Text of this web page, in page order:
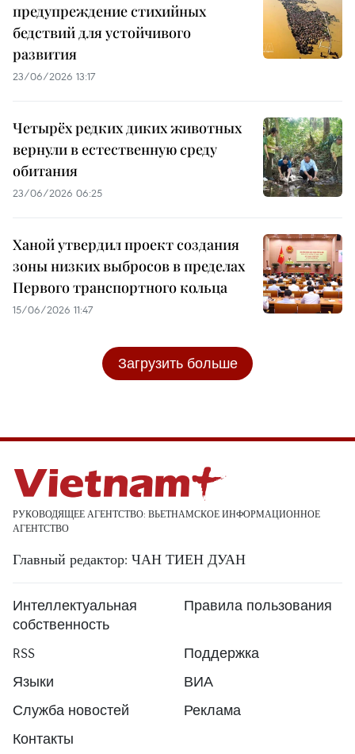
предупреждение стихийных
бедствий для устойчивого
развития
23/06/2026 13:17
Четырёх редких диких животных
вернули в естественную среду
обитания
23/06/2026 06:25
Ханой утвердил проект создания
зоны низких выбросов в пределах
Первого транспортного кольца
15/06/2026 11:47
Загрузить больше
РУКОВОДЯЩЕЕ АГЕНТСТВО: ВЬЕТНАМСКОЕ ИНФОРМАЦИОННОЕ
АГЕНТСТВО
Главный редактор: ЧАН ТИЕН ДУАН
Интеллектуальная
собственность
Правила пользования
RSS
Поддержка
Языки
ВИА
Служба новостей
Реклама
Контакты